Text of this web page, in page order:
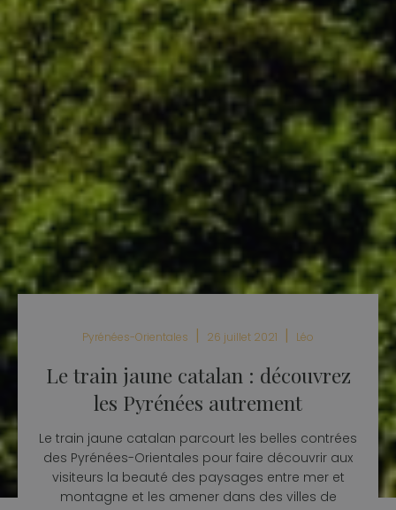
Pyrénées-Orientales | 26 juillet 2021 | Léo
Le train jaune catalan : découvrez
les Pyrénées autrement
Le train jaune catalan parcourt les belles contrées
des Pyrénées-Orientales pour faire découvrir aux
visiteurs la beauté des paysages entre mer et
montagne et les amener dans des villes de